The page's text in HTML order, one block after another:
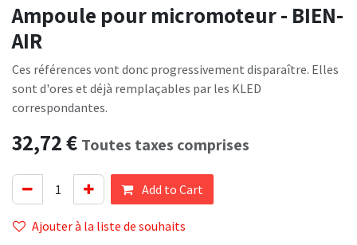
Ampoule pour micromoteur - BIEN-
AIR
Ces références vont donc progressivement disparaître. Elles
sont d'ores et déjà remplaçables par les KLED
correspondantes.
32,72€ Toutes taxes comprises
Add to Cart
Ajouter à la liste de souhaits